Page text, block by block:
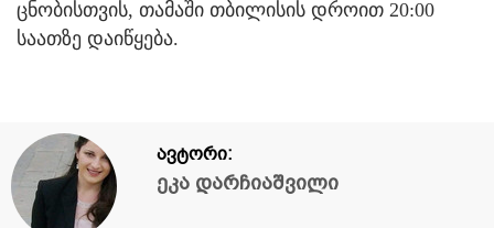
ცნობისთვის, თამაში თბილისის დროით 20:00
საათზე დაიწყება.
ავტორი:
ეკა დარჩიაშვილი